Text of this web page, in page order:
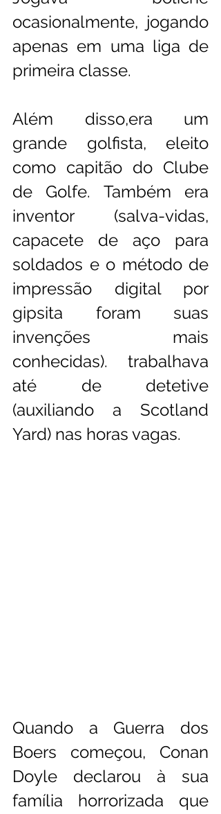
ocasionalmente, jogando
apenas em uma liga de
primeira classe.
Além disso,era um
grande golfista, eleito
como capitão do Clube
de Golfe. Também era
inventor (salva-vidas,
capacete de aço para
soldados e o método de
impressão digital por
gipsita foram suas
invenções mais
conhecidas).  trabalhava
até de detetive
(auxiliando a Scotland
Yard) nas horas vagas.
Quando a Guerra dos
Boers começou, Conan
Doyle declarou à sua
família horrorizada que